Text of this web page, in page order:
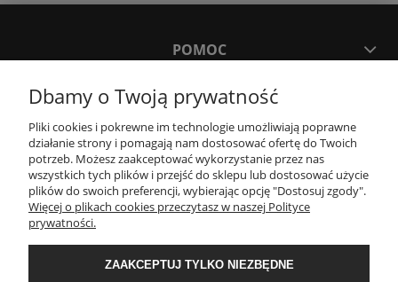
POMOC
MOJE KONTO
PŁATNOŚCI I DOSTAWA
KONTAKT
Wyposażenie łazienek Łazienki.eco | Pawła 23, 41-708 Ruda Śląska | E-mail:
Dbamy o Twoją prywatność
Pliki cookies i pokrewne im technologie umożliwiają poprawne
działanie strony i pomagają nam dostosować ofertę do Twoich
potrzeb. Możesz zaakceptować wykorzystanie przez nas
wszystkich tych plików i przejść do sklepu lub dostosować użycie
plików do swoich preferencji, wybierając opcję "Dostosuj zgody".
Więcej o plikach cookies przeczytasz w naszej Polityce
prywatności.
ZAAKCEPTUJ TYLKO NIEZBĘDNE